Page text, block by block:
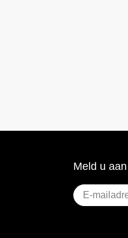
Meld u
E-
mailadres